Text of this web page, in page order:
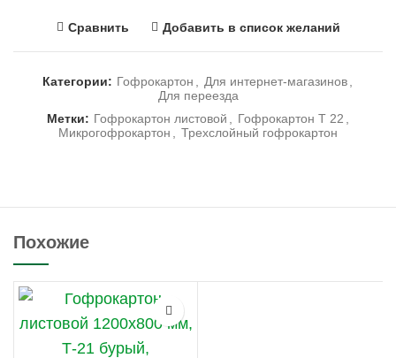
Сравнить Добавить в список желаний
Категории: Гофрокартон Для интернет-магазинов
Для переезда
Метки: Гофрокартон листовой Гофрокартон Т 22
Микрогофрокартон
Трехслойный гофрокартон
Похожие